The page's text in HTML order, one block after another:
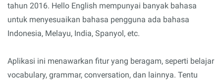
tahun 2016. Hello English mempunyai banyak bahasa
untuk menyesuaikan bahasa pengguna ada bahasa
Indonesia, Melayu, India, Spanyol, etc.
Aplikasi ini menawarkan fitur yang beragam, seperti belajar
vocabulary, grammar, conversation, dan lainnya. Tentu